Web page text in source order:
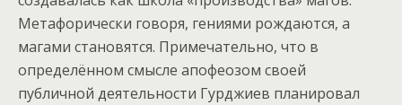
Метафорически говоря, гениями рождаются, а
магами становятся. Примечательно, что в
определённом смысле апофеозом своей
публичной деятельности Гурджиев планировал